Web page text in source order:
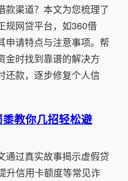
款渠道？本文为您梳理了
规网贷平台，如360借
申请特点与注意事项。帮
金时找到靠谱的解决方
还款，逐步修复个人信
教你几招轻松避
通过真实故事揭示虚假贷
升信用卡额度等常见诈